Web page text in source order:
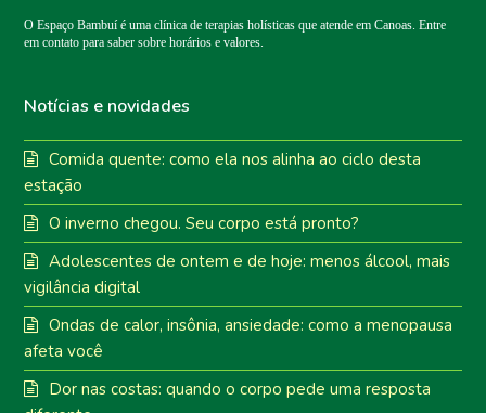
O Espaço Bambuí é uma clínica de terapias holísticas que atende em Canoas. Entre
em contato para saber sobre horários e valores.
Notícias e novidades
Comida quente: como ela nos alinha ao ciclo desta
estação
O inverno chegou. Seu corpo está pronto?
Adolescentes de ontem e de hoje: menos álcool, mais
vigilância digital
Ondas de calor, insônia, ansiedade: como a menopausa
afeta você
Dor nas costas: quando o corpo pede uma resposta